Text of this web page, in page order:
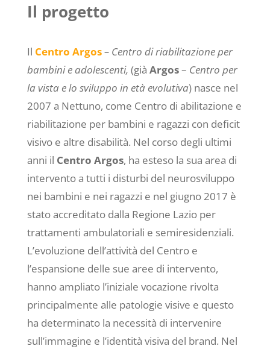
Il progetto
Il Centro Argos– Centro di riabilitazione per
bambini e adolescenti, (già Argos– Centro per
la vista e lo sviluppo in età evolutiva) nasce nel
2007 a Nettuno, come Centro di abilitazione e
riabilitazione per bambini e ragazzi con deficit
visivo e altre disabilità. Nel corso degli ultimi
anni il Centro Argos, ha esteso la sua area di
intervento a tutti i disturbi del neurosviluppo
nei bambini e nei ragazzi e nel giugno 2017 è
stato accreditato dalla Regione Lazio per
trattamenti ambulatoriali e semiresidenziali.
L’evoluzione dell’attività del Centro e
l’espansione delle sue aree di intervento,
hanno ampliato l’iniziale vocazione rivolta
principalmente alle patologie visive e questo
ha determinato la necessità di intervenire
sull’immagine e l’identità visiva del brand. Nel